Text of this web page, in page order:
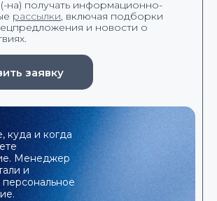
куда и когда
Менеджер
и
персональное
на) получать информационно-
рассылки, включая подборки
и новости о
заявку